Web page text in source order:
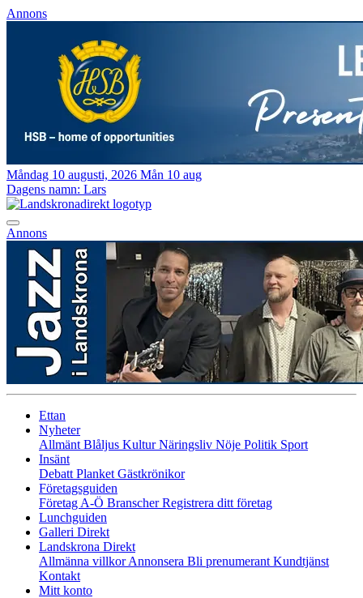
Annons
Måndag 10 augusti, 2026 Mån 10 aug
Dagens namn: Lars
Annons
Ettan
Nyheter
Allmänt Blåljus KulturNäringsliv Nöje Politik Sport
Insänt
Debatt Planket Gästkrönikor
Företagsguiden
Företag A-Ö BranscherRegistrera ditt företag
Lunchguiden
Galleri Direkt
Landskrona Direkt
Allmänna villkorAnnonsera Bli prenumerant Kundtjänst
Kontakt
Mitt konto